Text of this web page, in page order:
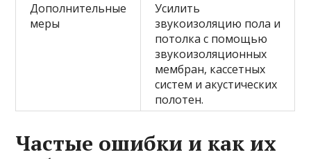
Дополнительные
меры
Усилить
звукоизоляцию пола и
потолка с помощью
звукоизоляционных
мембран, кассетных
систем и акустических
полотен.
Частые ошибки и как их